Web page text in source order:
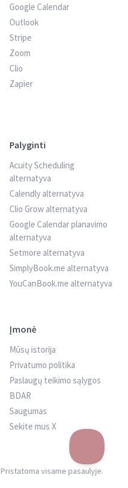
Google Calendar
Outlook
Stripe
Zoom
Clio
Zapier
Palyginti
Acuity Scheduling
alternatyva
Calendly alternatyva
Clio Grow alternatyva
Google Calendar planavimo
alternatyva
Setmore alternatyva
SimplyBook.me alternatyva
YouCanBook.me alternatyva
Įmonė
Mūsų istorija
Privatumo politika
Paslaugų teikimo sąlygos
BDAR
Saugumas
Sekite mus X
visame pasaulyje.